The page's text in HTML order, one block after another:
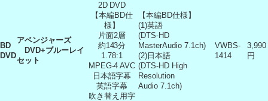
BD
DVD
アベンジャーズ
DVD+ブルーレイ
セット
2D DVD
【本編BD仕
様】
片面2層
約143分
1.78:1
MPEG-4 AVC
日本語字幕
英語字幕
吹き替え用字
【本編BD仕様】
(1)英語
(DTS-HD
MasterAudio 7.1ch)
(2)日本語
(DTS-HD High
Resolution
Audio 7.1ch)
VWBS-
1414
3,990
円